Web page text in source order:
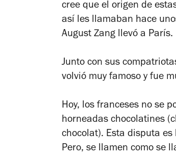
cree que el origen de
así les llamaban hace
August Zang llevó a París.
Junto con sus
volvió muy famoso y fue
Hoy, los franceses no se
horneadas chocolatines (
chocolat). Esta disputa
Pero, se llamen como se